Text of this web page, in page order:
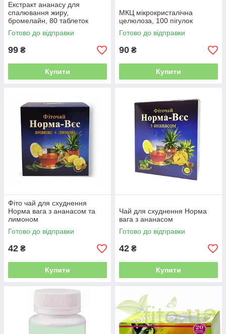
Екстракт ананасу для
спалювання жиру,
бромелайн, 80 таблеток
Готово до відправки
99 ₴
Купити
МКЦ мікрокристалічна
целюлоза, 100 пігулок
Готово до відправки
90 ₴
Купити
Фіто чай для схуднення
Норма вага з ананасом та
лимоном
Готово до відправки
42 ₴
Купити
Чай для схуднення Норма
вага з ананасом
Готово до відправки
42 ₴
Купити